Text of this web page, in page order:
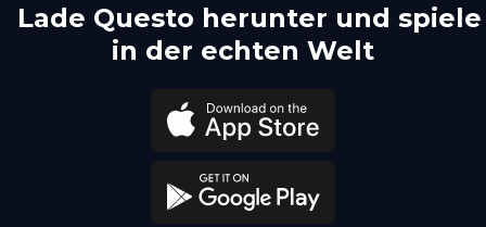
Lade Questo herunter und spiele
in der echten Welt